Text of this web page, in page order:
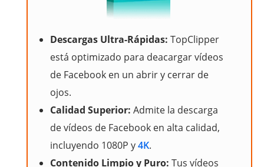
Descargas Ultra-Rápidas: TopClipper
está optimizado para deacargar vídeos
de Facebook en un abrir y cerrar de
ojos.
Calidad Superior: Admite la descarga
de vídeos de Facebook en alta calidad,
incluyendo 1080P y4K.
Contenido Limpio y Puro: Tus vídeos